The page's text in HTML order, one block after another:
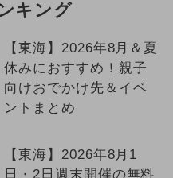
キング
【東海】2026年8月＆夏
休みにおすすめ！親子
向けおでかけ先＆イベ
ントまとめ
【東海】2026年8月1
日・2日週末開催の無料